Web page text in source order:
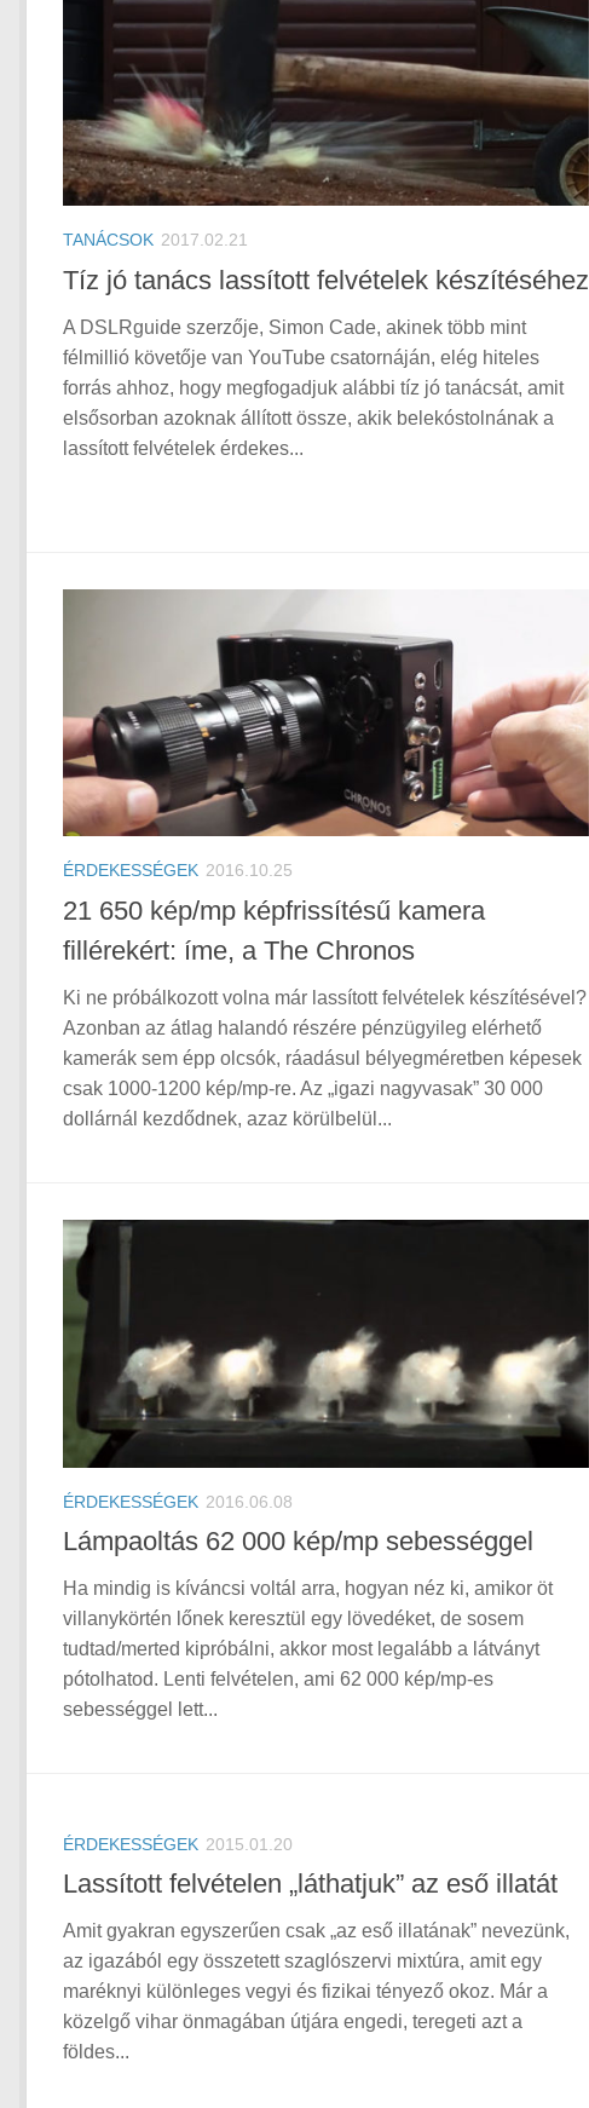
TANÁCSOK 2017.02.21
Tíz jó tanács lassított felvételek készítéséhez
A DSLRguide szerzője, Simon Cade, akinek több mint
félmillió követője van YouTube csatornáján, elég hiteles
forrás ahhoz, hogy megfogadjuk alábbi tíz jó tanácsát, amit
elsősorban azoknak állított össze, akik belekóstolnának a
lassított felvételek érdekes...
ÉRDEKESSÉGEK 2016.10.25
21 650 kép/mp képfrissítésű kamera
fillérekért: íme, a The Chronos
Ki ne próbálkozott volna már lassított felvételek készítésével?
Azonban az átlag halandó részére pénzügyileg elérhető
kamerák sem épp olcsók, ráadásul bélyegméretben képesek
csak 1000-1200 kép/mp-re. Az „igazi nagyvasak” 30 000
dollárnál kezdődnek, azaz körülbelül...
ÉRDEKESSÉGEK 2016.06.08
Lámpaoltás 62 000 kép/mp sebességgel
Ha mindig is kíváncsi voltál arra, hogyan néz ki, amikor öt
villanykörtén lőnek keresztül egy lövedéket, de sosem
tudtad/merted kipróbálni, akkor most legalább a látványt
pótolhatod. Lenti felvételen, ami 62 000 kép/mp-es
sebességgel lett...
ÉRDEKESSÉGEK 2015.01.20
Lassított felvételen „láthatjuk” az eső illatát
Amit gyakran egyszerűen csak „az eső illatának” nevezünk,
az igazából egy összetett szaglószervi mixtúra, amit egy
maréknyi különleges vegyi és fizikai tényező okoz. Már a
közelgő vihar önmagában útjára engedi, teregeti azt a
földes...